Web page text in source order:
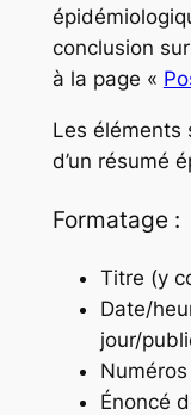
conclusion
à la page «
Les éléments
d’un résumé
Formatage :
Titre (y
Date/
jour/
Énoncé